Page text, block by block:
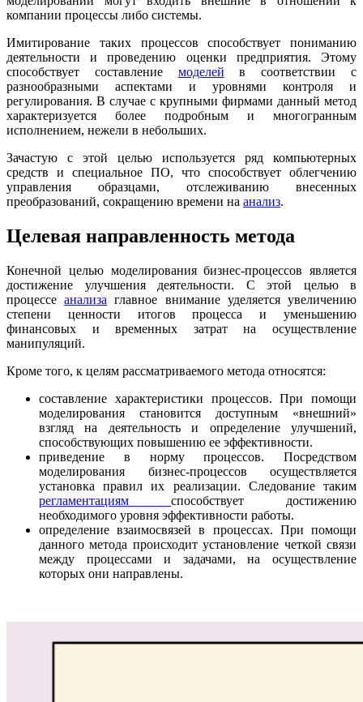
компании процессы либо системы.
Имитирование таких процессов способствует пониманию
деятельности и проведению оценки предприятия. Этому
способствует составление моделей в соответствии с
разнообразными аспектами и уровнями контроля и
регулирования. В случае с крупными фирмами данный метод
характеризуется более подробным и многогранным
исполнением, нежели в небольших.
Зачастую с этой целью используется ряд компьютерных
средств и специальное ПО, что способствует облегчению
управления образцами, отслеживанию внесенных
преобразований, сокращению времени на анализ.
Целевая направленность метода
Конечной целью моделирования бизнес-процессов является
достижение улучшения деятельности. С этой целью в
процессеанализа главное внимание уделяется увеличению
степени ценности итогов процесса и уменьшению
финансовых и временных затрат на осуществление
манипуляций.
Кроме того, к целям рассматриваемого метода относятся:
составление характеристики процессов. При помощи
моделирования становится доступным «внешний»
взгляд на деятельность и определение улучшений,
способствующих повышению ее эффективности.
приведение в норму процессов. Посредством
моделирования бизнес-процессов осуществляется
установка правил их реализации. Следование таким
регламентациям способствует достижению
необходимого уровня эффективности работы.
определение взаимосвязей в процессах. При помощи
данного метода происходит установление четкой связи
между процессами и задачами, на осуществление
которых они направлены.